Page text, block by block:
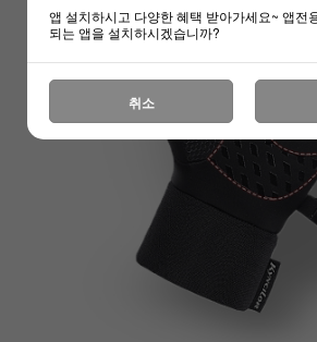
앱 설치하시고 다양한 혜택 받아가세요~ 앱전
되는 앱을 설치하시겠습니까?
취소